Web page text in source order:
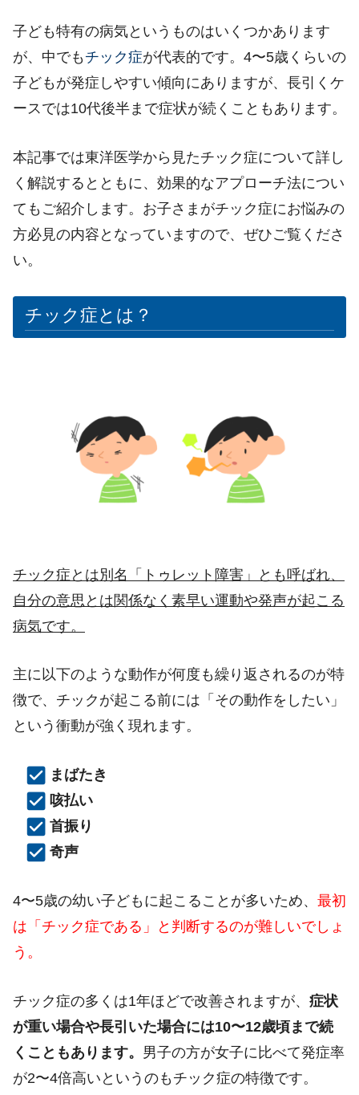
子ども特有の病気というものはいくつかあります
が、中でも チック症が代表的です。4〜5歳くらいの
子どもが発症しやすい傾向にありますが、長引くケ
ースでは10代後半まで症状が続くこともあります。
本記事では東洋医学から見たチック症について詳し
く解説するとともに、効果的なアプローチ法につい
てもご紹介します。お子さまがチック症にお悩みの
方必見の内容となっていますので、ぜひご覧くださ
い。
チック症とは？
チック症とは別名「トゥレット障害」とも呼ばれ、
自分の意思とは関係なく素早い運動や発声が起こる
病気です。
主に以下のような動作が何度も繰り返されるのが特
徴で、チックが起こる前には「その動作をしたい」
という衝動が強く現れます。
まばたき
咳払い
首振り
奇声
4〜5歳の幼い子どもに起こることが多いため、 最初
は「チック症である」と判断するのが難しいでしょ
う。
チック症の多くは1年ほどで改善されますが、 症状
が重い場合や長引いた場合には10〜12歳頃まで続
くこともあります。 男子の方が女子に比べて発症率
が2〜4倍高いというのもチック症の特徴です。